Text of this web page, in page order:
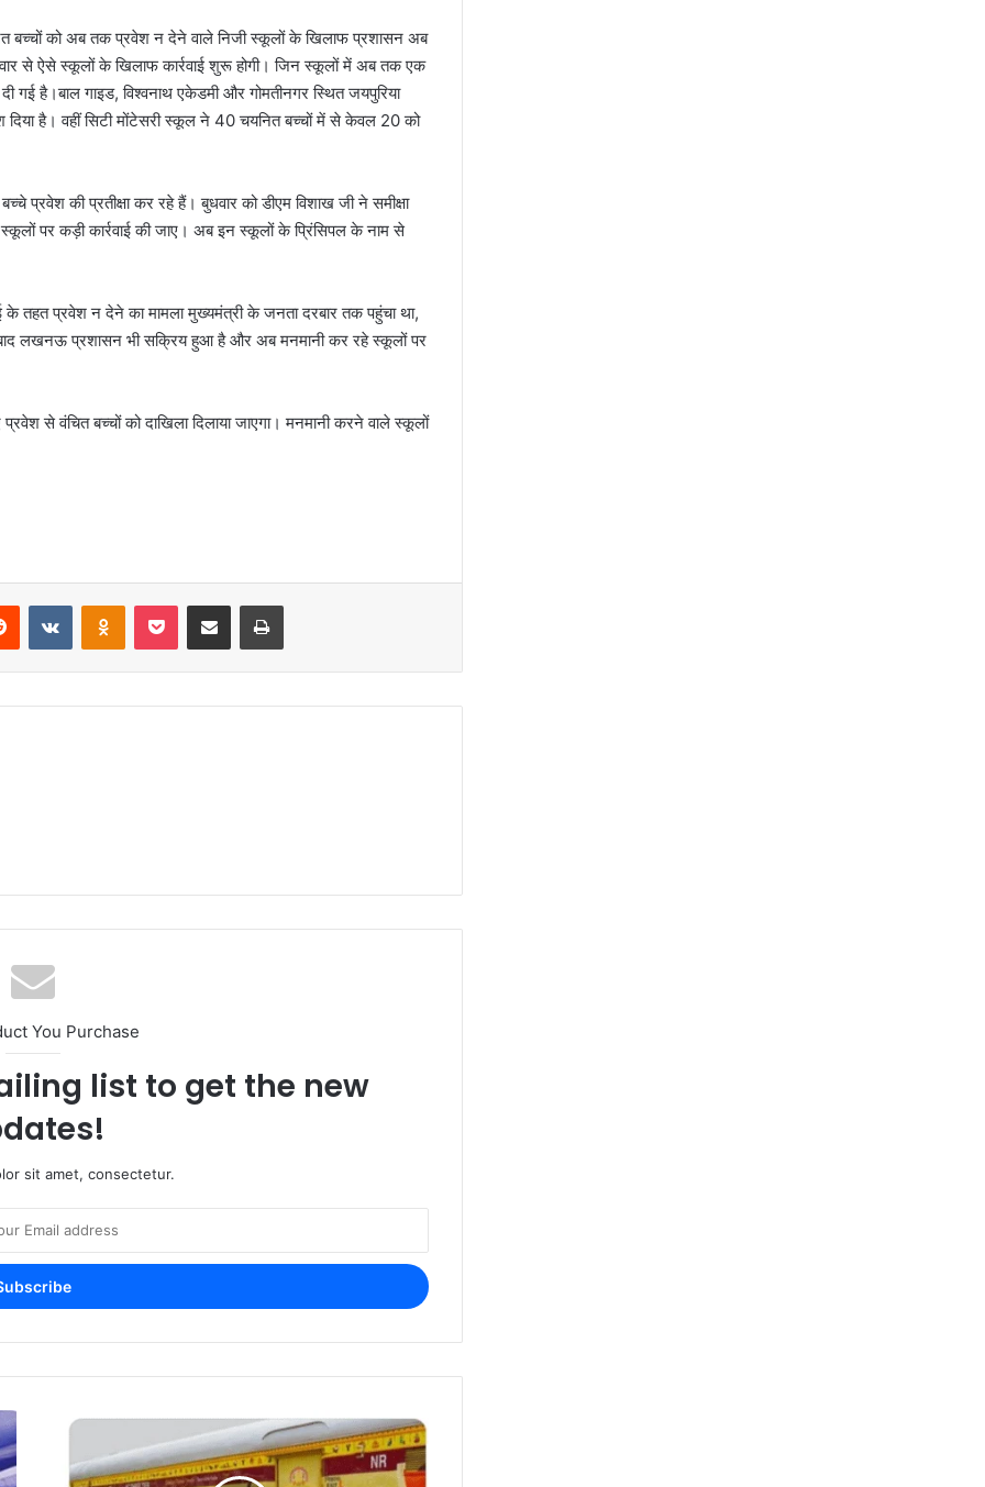
बच्चों को अब तक प्रवेश न देने वाले निजी स्कूलों के खिलाफ प्रशासन अब
से ऐसे स्कूलों के खिलाफ कार्रवाई शुरू होगी। जिन स्कूलों में अब तक एक
गई है।बाल गाइड, विश्वनाथ एकेडमी और गोमतीनगर स्थित जयपुरिया
है। वहीं सिटी मोंटेसरी स्कूल ने 40 चयनित बच्चों में से केवल 20 को
प्रवेश की प्रतीक्षा कर रहे हैं। बुधवार को डीएम विशाख जी ने समीक्षा
स्कूलों पर कड़ी कार्रवाई की जाए। अब इन स्कूलों के प्रिंसिपल के नाम से
के तहत प्रवेश न देने का मामला मुख्यमंत्री के जनता दरबार तक पहुंचा था,
लखनऊ प्रशासन भी सक्रिय हुआ है और अब मनमानी कर रहे स्कूलों पर
से वंचित बच्चों को दाखिला दिलाया जाएगा। मनमानी करने वाले स्कूलों
You Purchase
list to get the new
sit amet, consectetur.